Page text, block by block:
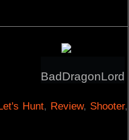
BadDragonLord
Hunt, Review, Shooter,